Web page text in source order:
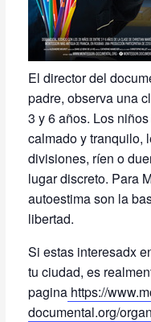
El director del
padre, observa una
3 y 6 años. Los
calmado y tranquilo,
divisiones, ríen o
lugar discreto. Para
autoestima son la
libertad.
Si estas interesadx
tu ciudad, es
paginahttps://
documental.org/